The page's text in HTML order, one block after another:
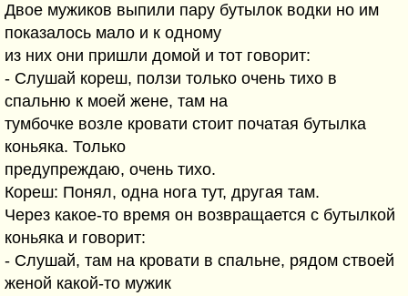
Двое мужиков выпили пару бутылок водки но им
показалось мало и к одному
из них они пришли домой и тот говорит:
- Слушай кореш, ползи только очень тихо в
спальню к моей жене, там на
тумбочке возле кровати стоит початая бутылка
коньяка. Только
предупреждаю, очень тихо.
Кореш: Понял, одна нога тут, другая там.
Через какое-то время он возвращается с бутылкой
коньяка и говорит:
- Слушай, там на кровати в спальне, рядом ствоей
женой какой-то мужик